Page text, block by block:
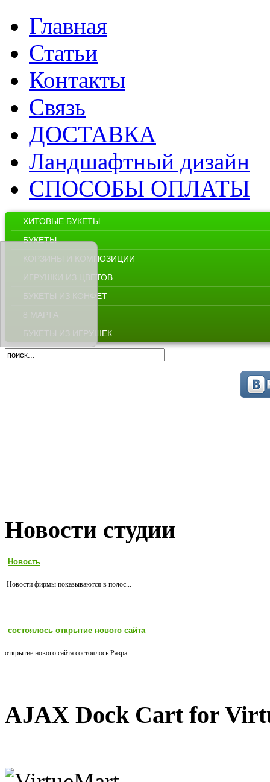
Главная
Статьи
Контакты
Связь
ДОСТАВКА
Ландшафтный дизайн
СПОСОБЫ ОПЛАТЫ
ХИТОВЫЕ БУКЕТЫ
БУКЕТЫ
КОРЗИНЫ И КОМПОЗИЦИИ
ИГРУШКИ ИЗ ЦВЕТОВ
БУКЕТЫ ИЗ КОНФЕТ
8 МАРТА
БУКЕТЫ ИЗ ИГРУШЕК
Новости студии
Новость
Новости фирмы показываются в полос...
состоялось открытие нового сайта
открытие нового сайта состоялось Разра...
AJAX Dock Cart for